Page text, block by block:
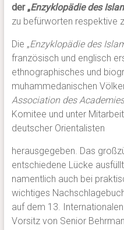
der „Enzyklopädie des
zu befürworten respektive
Die „Enzyklopädie des
französisch und englisch
ethnographisches und
muhammedanischen
Association des Academies
Komitee und unter
deutscher Orientalisten
herausgegeben. Das
entschiedene Lücke
namentlich auch bei
wichtiges
auf dem 13.
Vorsitz von Senior